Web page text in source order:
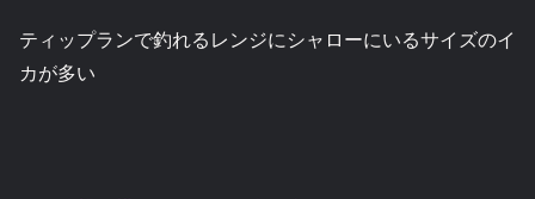
ティップランで釣れるレンジにシャローにいるサイズのイ
カが多い